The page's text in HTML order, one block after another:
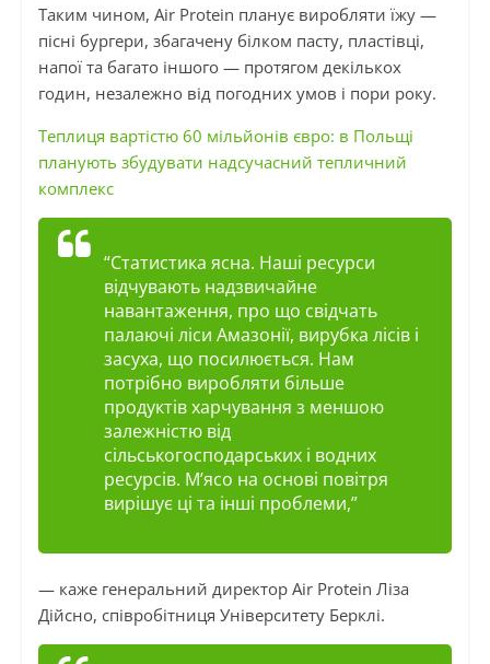
Таким чином, Air Protein планує виробляти їжу —
пісні бургери, збагачену білком пасту, пластівці,
напої та багато іншого — протягом декількох
годин, незалежно від погодних умов і пори року.
Теплиця вартістю 60 мільйонів євро: в Польщі
планують збудувати надсучасний тепличний
комплекс
“Статистика ясна. Наші ресурси
відчувають надзвичайне
навантаження, про що свідчать
палаючі ліси Амазонії, вирубка лісів і
засуха, що посилюється. Нам
потрібно виробляти більше
продуктів харчування з меншою
залежністю від
сільськогосподарських і водних
ресурсів. М’ясо на основі повітря
вирішує ці та інші проблеми,”
— каже генеральний директор Air Protein Ліза
Дійсно, співробітниця Університету Берклі.